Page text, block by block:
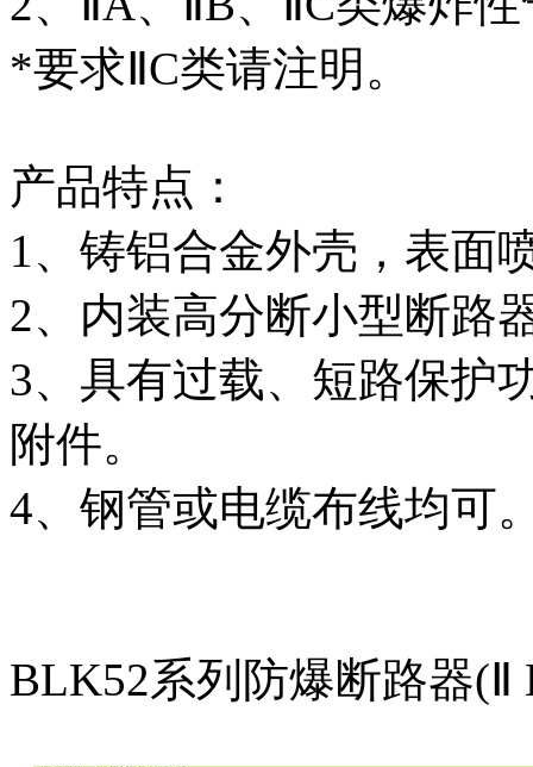
*要求ⅡC类请注明。
产品特点：
1、铸铝合金外壳，表面
2、内装高分断小型断路
3、具有过载、短路保护
附件。
4、钢管或电缆布线均可
BLK52系列防爆断路器